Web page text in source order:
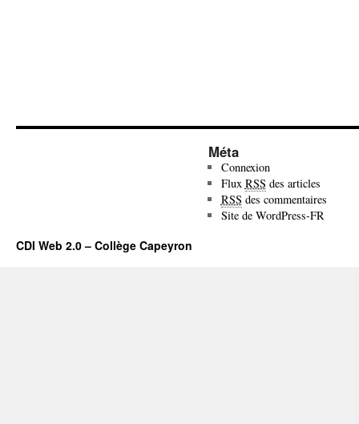
Méta
Connexion
Flux RSS des articles
RSS des commentaires
Site de WordPress-FR
CDI Web 2.0 – Collège Capeyron